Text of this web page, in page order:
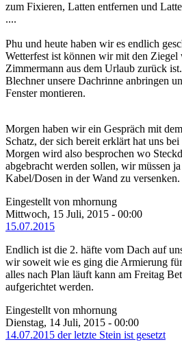
zum Fixieren, Latten entfernen und
....
Phu und heute haben wir es endlich
Wetterfest ist können wir mit den Ziegel
Zimmermann aus dem Urlaub zurück
Blechner unsere Dachrinne anbringen
Fenster montieren.
Morgen haben wir ein Gespräch mit
Schatz, der sich bereit erklärt hat uns
Morgen wird also besprochen wo
abgebracht werden sollen, wir müssen
Kabel/Dosen in der Wand zu versenken.
Eingestellt von mhornung
Mittwoch, 15 Juli, 2015 - 00:00
15.07.2015
Endlich ist die 2. häfte vom Dach auf
wir soweit wie es ging die Armierung
alles nach Plan läuft kann am Freitag
aufgerichtet werden.
Eingestellt von mhornung
Dienstag, 14 Juli, 2015 - 00:00
14.07.2015 der letzte Stein ist gesetzt